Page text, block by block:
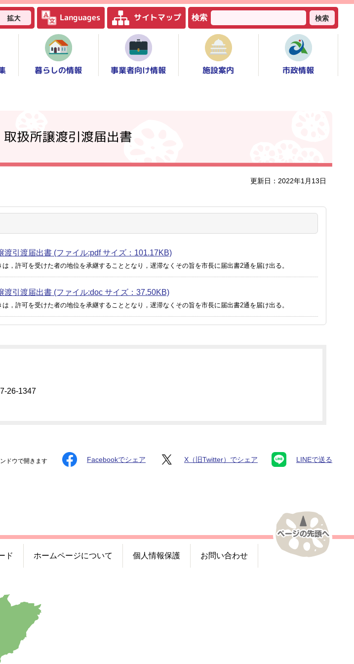
拡大 Languages サイトマップ 検索 検索
暮らしの情報 事業者向け情報 施設案内 市政情報
扱所譲渡引渡届出書
更新日：2022年1月13日
引渡届出書 (ファイル:pdf サイズ：101.17KB)
，許可を受けた者の地位を承継することとなり，遅滞なくその旨を市長に届出書2通を届け出る。
渡引渡届出書 (ファイル:doc サイズ：37.50KB)
，許可を受けた者の地位を承継することとなり，遅滞なくその旨を市長に届出書2通を届け出る。
26-1347
ドウで開きます Facebookでシェア X（旧Twitter）でシェア LINEで送る
ド ホームページについて 個人情報保護 お問い合わせ